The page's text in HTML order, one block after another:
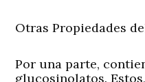
Otras Propiedades
Por una parte,
glucosinolatos.